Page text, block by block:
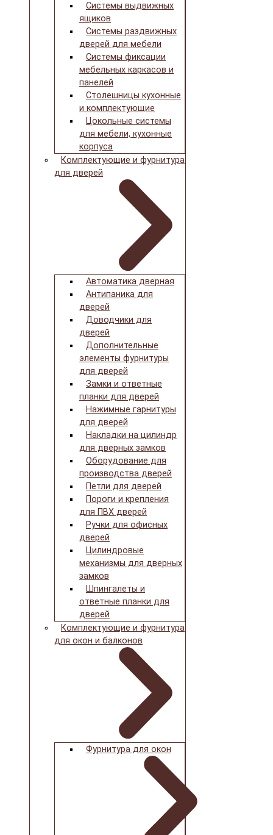
Системы выдвижных
ящиков
Системы раздвижных
дверей для мебели
Системы фиксации
мебельных каркасов и
панелей
Столешницы кухонные
и комплектующие
Цокольные системы
для мебели, кухонные
корпуса
Комплектующие и фурнитура
для дверей
Автоматика дверная
Антипаника для
дверей
Доводчики для
дверей
Дополнительные
элементы фурнитуры
для дверей
Замки и ответные
планки для дверей
Нажимные гарнитуры
для дверей
Накладки на цилиндр
для дверных замков
Оборудование для
производства дверей
Петли для дверей
Пороги и крепления
для ПВХ дверей
Ручки для офисных
дверей
Цилиндровые
механизмы для дверных
замков
Шпингалеты и
ответные планки для
дверей
Комплектующие и фурнитура
для окон и балконов
Фурнитура для окон